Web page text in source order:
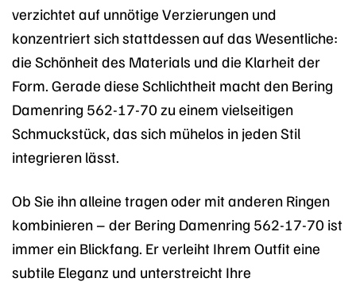
verzichtet auf unnötige Verzierungen und
konzentriert sich stattdessen auf das Wesentliche:
die Schönheit des Materials und die Klarheit der
Form. Gerade diese Schlichtheit macht den Bering
Damenring 562-17-70 zu einem vielseitigen
Schmuckstück, das sich mühelos in jeden Stil
integrieren lässt.
Ob Sie ihn alleine tragen oder mit anderen Ringen
kombinieren – der Bering Damenring 562-17-70 ist
immer ein Blickfang. Er verleiht Ihrem Outfit eine
subtile Eleganz und unterstreicht Ihre